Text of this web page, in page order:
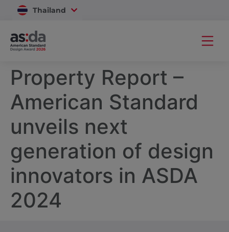
Thailand
Vietnam
Property Report –
American Standard
unveils next
generation of design
innovators in ASDA
2024